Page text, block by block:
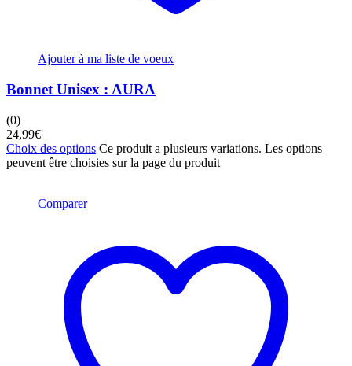
Ajouter à ma liste de voeux
Bonnet Unisex : AURA
(0)
24,99€
Choix des options Ce produit a plusieurs variations. Les options
peuvent être choisies sur la page du produit
Comparer